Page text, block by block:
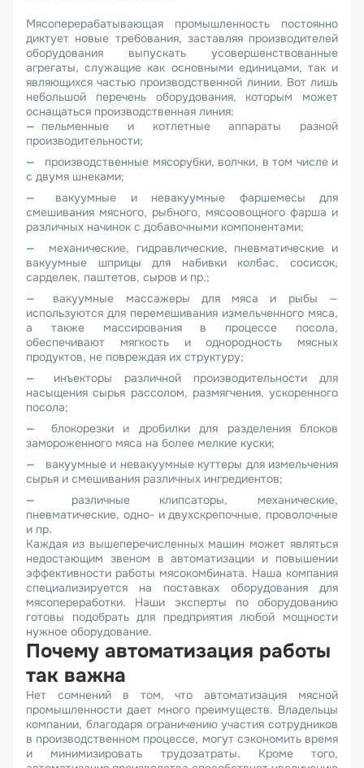
Мясоперерабатывающая промышленность постоянно
диктует новые требования, заставляя производителей
оборудования выпускать усовершенствованные
агрегаты, служащие как основными единицами, так и
являющихся частью производственной линии. Вот лишь
небольшой перечень оборудования, которым может
оснащаться производственная линия:
пельменные и котлетные аппараты разной
производительности;
производственные мясорубки, волчки, в том числе и
с двумя шнеками;
вакуумные и невакуумные фаршемесы для
смешивания мясного, рыбного, мясоовощного фарша и
различных начинок с добавочными компонентами;
механические, гидравлические, пневматические и
вакуумные шприцы для набивки колбас, сосисок,
сарделек, паштетов, сыров и пр.;
вакуумные массажеры для мяса и рыбы —
используются для перемешивания измельченного мяса,
а также массирования в процессе посола,
обеспечивают мягкость и однородность мясных
продуктов, не повреждая их структуру;
инъекторы различной производительности для
насыщения сырья рассолом, размягчения, ускоренного
посола;
блокорезки и дробилки для разделения блоков
замороженного мяса на более мелкие куски;
вакуумные и невакуумные куттеры для измельчения
сырья и смешивания различных ингредиентов;
различные клипсаторы, механические,
пневматические, одно- и двухскрепочные, проволочные
и пр.
Каждая из вышеперечисленных машин может являться
недостающим звеном в автоматизации и повышении
эффективности работы мясокомбината. Наша компания
специализируется на поставках оборудования для
мясопереработки. Наши эксперты по оборудованию
готовы подобрать для предприятия любой мощности
нужное оборудование.
Почему автоматизация работы
так важна
Нет сомнений в том, что автоматизация мясной
промышленности дает много преимуществ. Владельцы
компании, благодаря ограничению участия сотрудников
в производственном процессе, могут сэкономить время
и минимизировать трудозатраты. Кроме того,